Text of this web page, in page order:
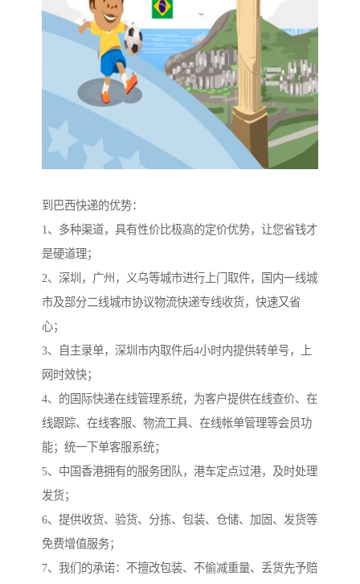
到巴西快递的优势：
1、多种渠道，具有性价比极高的定价优势，让您省钱才
是硬道理；
2、深圳，广州，义乌等城市进行上门取件，国内一线城
市及部分二线城市协议物流快递专线收货，快速又省
心；
3、自主录单，深圳市内取件后4小时内提供转单号，上
网时效快；
4、的国际快递在线管理系统，为客户提供在线查价、在
线跟踪、在线客服、物流工具、在线帐单管理等会员功
能；统一下单客服系统；
5、中国香港拥有的服务团队，港车定点过港，及时处理
发货；
6、提供收货、验货、分拣、包装、仓储、加固、发货等
免费增值服务；
7、我们的承诺：不擅改包装、不偷减重量、丢货先予赔